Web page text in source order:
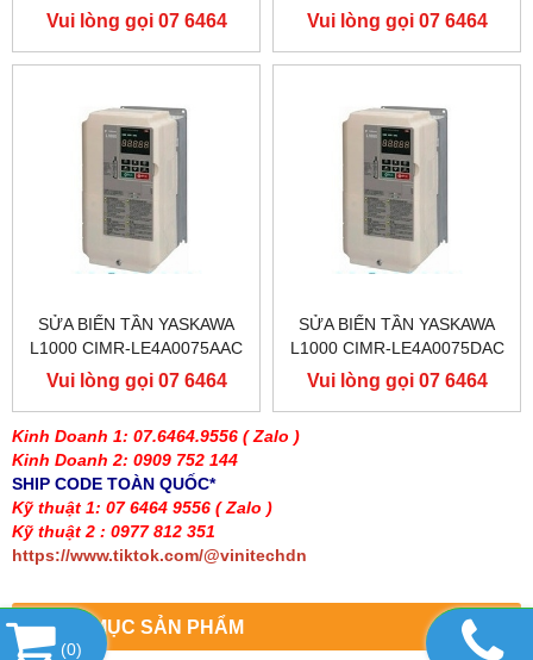
Kinh Doanh 1: 07.6464.9556 ( Zalo )
Kinh Doanh 2: 0909 752 144
SHIP CODE TOÀN QUỐC*
Kỹ thuật 1: 07 6464 9556 ( Zalo )
Kỹ thuật 2 : 0977 812 351
https://www.tiktok.com/@vinitechdn
DANH MỤC SẢN PHẨM
400V 45KW, BIẾN TẦN
YASKAWA L1000
Vui lòng gọi 07 6464
9556
400V 45KW, BIẾN TẦN
YASKAWA L1000
Vui lòng gọi 07 6464
9556
SỬA BIẾN TẦN YASKAWA
L1000 CIMR-LE4A0075AAC
400V 37KW, BIẾN TẦN
YASKAWA L1000
Vui lòng gọi 07 6464
9556
SỬA BIẾN TẦN YASKAWA
L1000 CIMR-LE4A0075DAC
400V 37KW, BIẾN TẦN
YASKAWA L1000
Vui lòng gọi 07 6464
9556
(0)